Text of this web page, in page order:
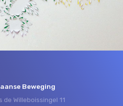
Beweging
de Willeboissingel 11